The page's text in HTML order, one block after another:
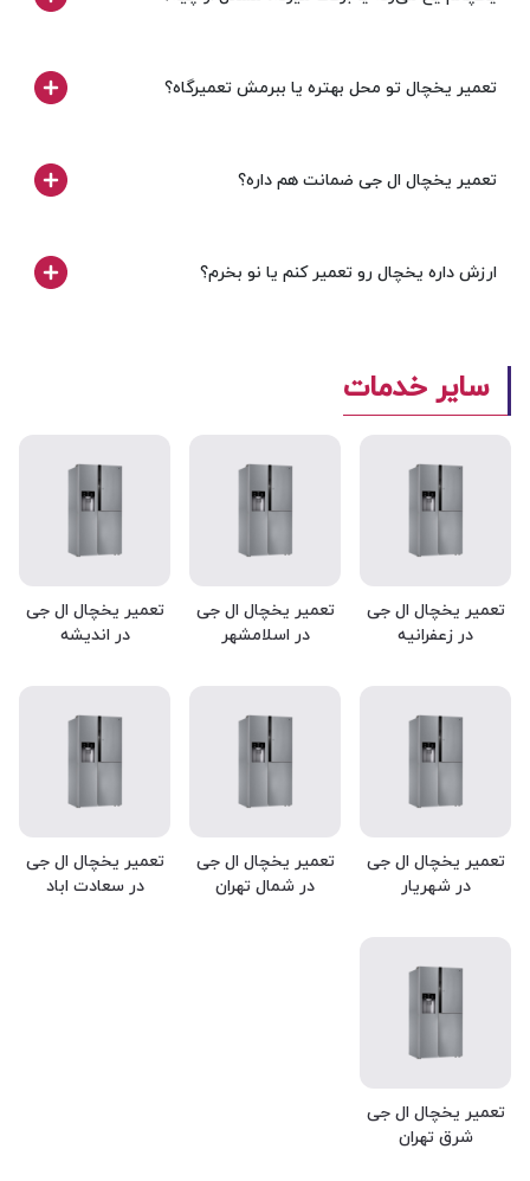
تعمیر یخچال تو محل بهتره یا ببرمش تعمیرگاه؟
تعمیر یخچال ال جی ضمانت هم داره؟
ارزش داره یخچال رو تعمیر کنم یا نو بخرم؟
سایر خدمات
تعمیر یخچال ال جی
در زعفرانیه
تعمیر یخچال ال جی
در اسلامشهر
تعمیر یخچال ال جی
در اندیشه
تعمیر یخچال ال جی
در شهریار
تعمیر یخچال ال جی
در شمال تهران
تعمیر یخچال ال جی
در سعادت اباد
تعمیر یخچال ال جی
شرق تهران